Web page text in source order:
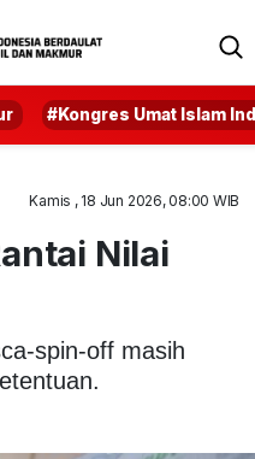
#Kongres Umat Islam
Kamis , 18 Jun 2026, 08:00 WIB
Nilai
spin-off masih